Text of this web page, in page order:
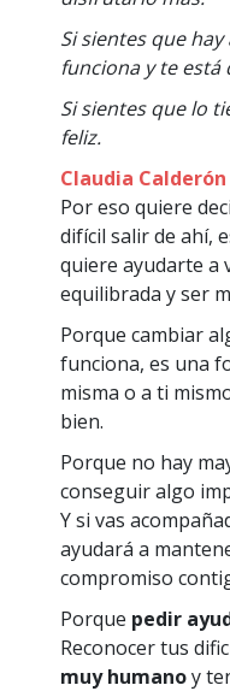
Si sientes que
funciona y te
Si sientes que lo
feliz.
Claudia Calderón
Por eso quiere
difícil salir de ahí,
quiere ayudarte a
equilibrada y ser
Porque cambiar
funciona, es una
misma o a ti
bien.
Porque no hay
conseguir algo
Y si vas
ayudará a
compromiso
Porque pedir
Reconocer tus
muy humanoy